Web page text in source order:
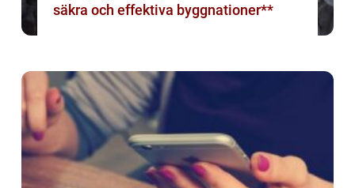
säkra och effektiva byggnationer**